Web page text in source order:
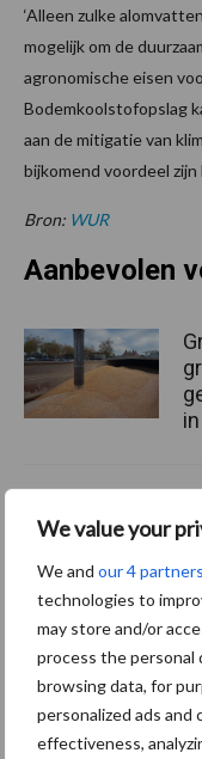
We value your
We and our 4 partners
technologies to
may store and/or
process the personal
browsing data, for
personalized ads and
effectiveness,
‘Alleen zulke
mogelijk om de
agronomische eisen
Bodemkoolstofopslag
aan de mitigatie van
bijkomend voordeel zijn
Bron: WUR
Aanbevolen